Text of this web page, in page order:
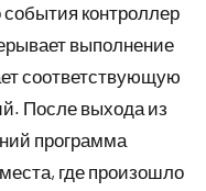
события контроллер
выполнение
соответствующую
После выхода из
программа
где произошло